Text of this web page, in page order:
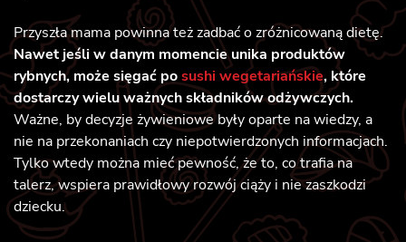
Przyszła mama powinna też zadbać o zróżnicowaną dietę.
Nawet jeśli w danym momencie unika produktów
rybnych, może sięgać posushi wegetariańskie, które
dostarczy wielu ważnych składników odżywczych.
Ważne, by decyzje żywieniowe były oparte na wiedzy, a
nie na przekonaniach czy niepotwierdzonych informacjach.
Tylko wtedy można mieć pewność, że to, co trafia na
talerz, wspiera prawidłowy rozwój ciąży i nie zaszkodzi
dziecku.